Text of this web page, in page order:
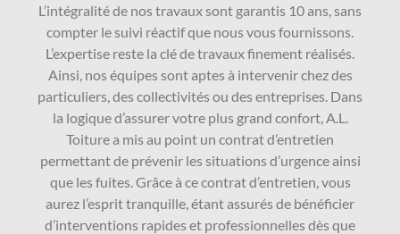
L’intégralité de nos travaux sont garantis 10 ans, sans
compter le suivi réactif que nous vous fournissons.
L’expertise reste la clé de travaux finement réalisés.
Ainsi, nos équipes sont aptes à intervenir chez des
particuliers, des collectivités ou des entreprises. Dans
la logique d’assurer votre plus grand confort, A.L.
Toiture a mis au point un contrat d’entretien
permettant de prévenir les situations d’urgence ainsi
que les fuites. Grâce à ce contrat d’entretien, vous
aurez l’esprit tranquille, étant assurés de bénéficier
d’interventions rapides et professionnelles dès que